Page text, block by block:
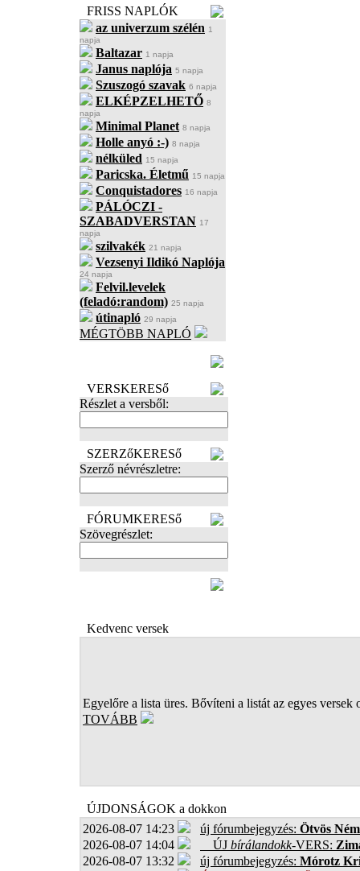
FRISS NAPLÓK
az univerzum szélén 1
napja
Baltazar 1 napja
Janus naplója 5 napja
Szuszogó szavak 6 napja
ELKÉPZELHETŐ 8
napja
Minimal Planet 8 napja
Holle anyó :-) 8 napja
nélküled 15 napja
Paricska. Életmű 15 napja
Conquistadores 16 napja
PÁLÓCZI -
SZABADVERSTAN 17
napja
szilvakék 21 napja
Vezsenyi Ildikó Naplója
24 napja
Felvil.levelek
(feladó:random) 25 napja
útinapló 29 napja
MÉGTÖBB NAPLÓ
VERSKERESő
Részlet a versből:
SZERZőKERESő
Szerző névrészletre:
FÓRUMKERESő
Szövegrészlet:
Kedvenc versek
Egyelőre a lista üres. Bővíteni a listát az egyes versek
TOVÁBB
ÚJDONSÁGOK a dokkon
2026-08-07 14:23
új fórumbejegyzés: Ötvös
2026-08-07 14:04
ÚJ bírálandokk-VERS:
2026-08-07 13:32
új fórumbejegyzés: Mórotz